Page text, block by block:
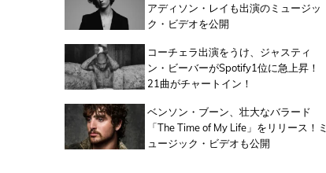
アディソン・レイも出演のミュージッ
ク・ビデオを公開
コーチェラ出演をうけ、ジャスティ
ン・ビーバーがSpotify1位に急上昇！
21曲がチャートイン！
ベンソン・ブーン、壮大なバラード
「The Time of My Life」をリリース！ミ
ュージック・ビデオも公開